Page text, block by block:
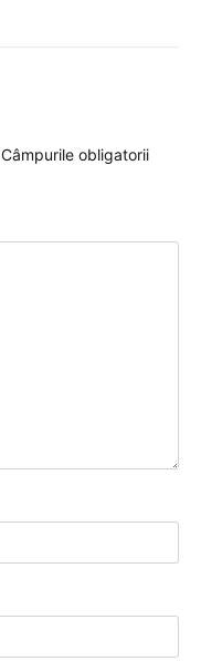
Câmpurile obligatorii